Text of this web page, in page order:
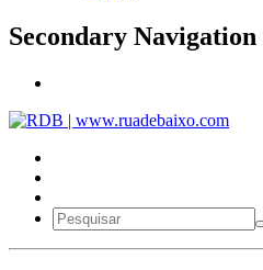
Secondary Navigation